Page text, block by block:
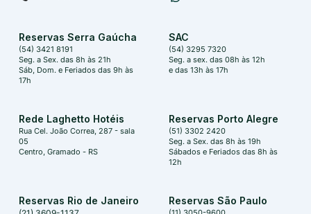
Reservas Serra Gaúcha
(54) 3421 8191
Seg. a Sex. das 8h às 21h
Sáb, Dom. e Feriados das 9h às
17h
SAC
(54) 3295 7320
Seg. a sex. das 08h às 12h
e das 13h às 17h
Rede Laghetto Hotéis
Rua Cel. João Correa, 287 - sala
05
Centro, Gramado - RS
Reservas Porto Alegre
(51) 3302 2420
Seg. a Sex. das 8h às 19h
Sábados e Feriados das 8h às
12h
Reservas Rio de Janeiro Reservas São Paulo